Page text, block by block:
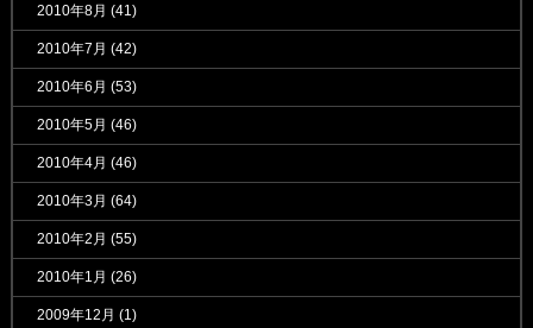
2010年8月 (41)
2010年7月 (42)
2010年6月 (53)
2010年5月 (46)
2010年4月 (46)
2010年3月 (64)
2010年2月 (55)
2010年1月 (26)
2009年12月 (1)